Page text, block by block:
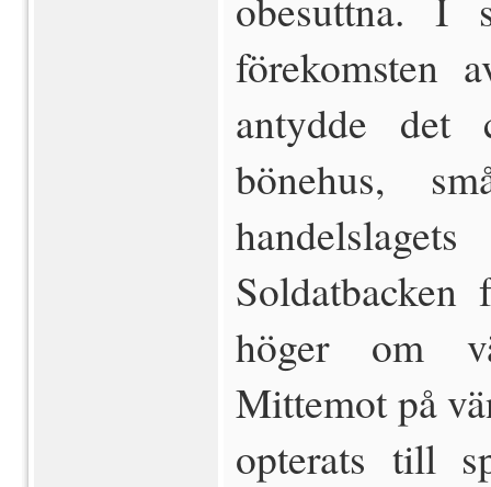
förekomsten
antydde det
bönehus,
höger om
Mittemot på
opterats till